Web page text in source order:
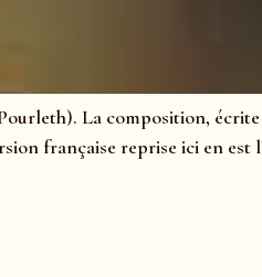
La composition, écrite
française reprise ici en est